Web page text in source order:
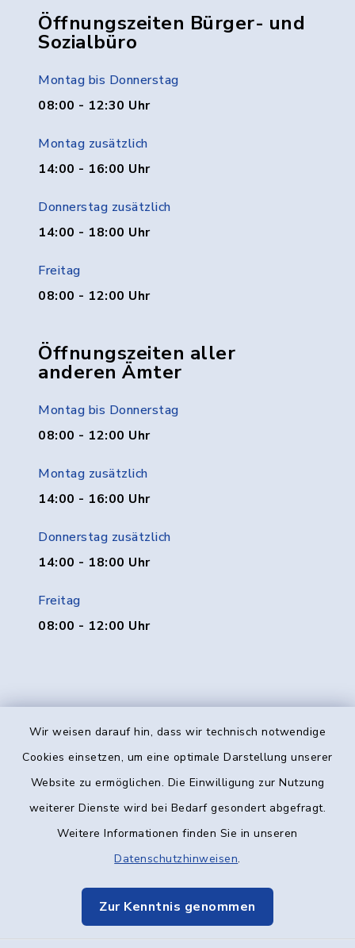
Wir weisen darauf hin, dass wir technisch notwendige
Cookies einsetzen, um eine optimale Darstellung unserer
Website zu ermöglichen. Die Einwilligung zur Nutzung
weiterer Dienste wird bei Bedarf gesondert abgefragt.
Weitere Informationen finden Sie in unseren
Datenschutzhinweisen.
Zur Kenntnis genommen
Öffnungszeiten Bürger- und
Sozialbüro
Montag bis Donnerstag
08:00 - 12:30 Uhr
Montag zusätzlich
14:00 - 16:00 Uhr
Donnerstag zusätzlich
14:00 - 18:00 Uhr
Freitag
08:00 - 12:00 Uhr
Öffnungszeiten aller
anderen Ämter
Montag bis Donnerstag
08:00 - 12:00 Uhr
Montag zusätzlich
14:00 - 16:00 Uhr
Donnerstag zusätzlich
14:00 - 18:00 Uhr
Freitag
08:00 - 12:00 Uhr
Kontakt
Datenschutz
Elektronische Kommunikation